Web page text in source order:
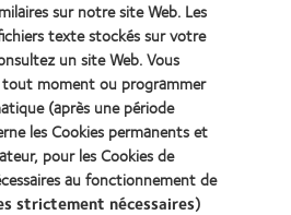
about
Contact
Lens
Product
of
the
Year
(2013)
Learn
more
about
2011
Best
Factory
sur notre site Web. Les
texte stockés sur votre
un site Web. Vous
tout moment ou programmer
(après une période
les Cookies permanents et
pour les Cookies de
au fonctionnement de
strictement nécessaires)